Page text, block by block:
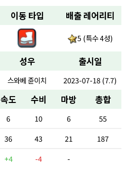
이동 타입 배출 레어리티
5 (특수 4성)
성우 출시일
스와베 쥰이치 2023-07-18 (7.7)
속도 수비 마방 총합
6 10 6
55
36 43 21
187
+4 -4 -